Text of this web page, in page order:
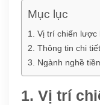
Mục lục
1. Vị trí chiến lược
2. Thông tin chi
3. Ngành nghề
1. Vị trí